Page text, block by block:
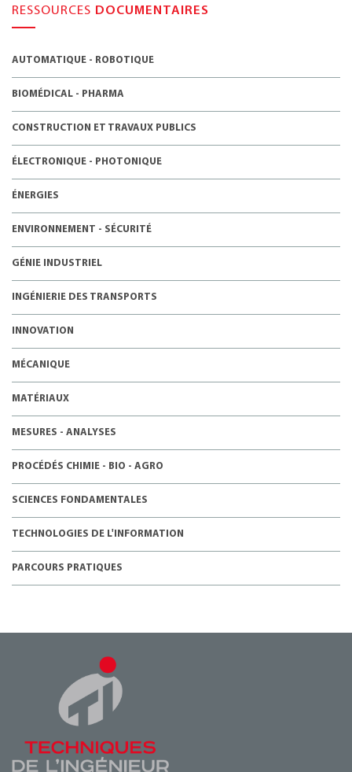
RESSOURCES DOCUMENTAIRES
AUTOMATIQUE - ROBOTIQUE
BIOMÉDICAL - PHARMA
CONSTRUCTION ET TRAVAUX PUBLICS
ÉLECTRONIQUE - PHOTONIQUE
ÉNERGIES
ENVIRONNEMENT - SÉCURITÉ
GÉNIE INDUSTRIEL
INGÉNIERIE DES TRANSPORTS
INNOVATION
MÉCANIQUE
MATÉRIAUX
MESURES - ANALYSES
PROCÉDÉS CHIMIE - BIO - AGRO
SCIENCES FONDAMENTALES
TECHNOLOGIES DE L'INFORMATION
PARCOURS PRATIQUES